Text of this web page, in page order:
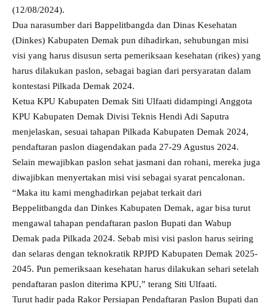
(12/08/2024).
Dua narasumber dari Bappelitbangda dan Dinas Kesehatan
(Dinkes) Kabupaten Demak pun dihadirkan, sehubungan misi
visi yang harus disusun serta pemeriksaan kesehatan (rikes) yang
harus dilakukan paslon, sebagai bagian dari persyaratan dalam
kontestasi Pilkada Demak 2024.
Ketua KPU Kabupaten Demak Siti Ulfaati didampingi Anggota
KPU Kabupaten Demak Divisi Teknis Hendi Adi Saputra
menjelaskan, sesuai tahapan Pilkada Kabupaten Demak 2024,
pendaftaran paslon diagendakan pada 27-29 Agustus 2024.
Selain mewajibkan paslon sehat jasmani dan rohani, mereka juga
diwajibkan menyertakan misi visi sebagai syarat pencalonan.
“Maka itu kami menghadirkan pejabat terkait dari
Beppelitbangda dan Dinkes Kabupaten Demak, agar bisa turut
mengawal tahapan pendaftaran paslon Bupati dan Wabup
Demak pada Pilkada 2024. Sebab misi visi paslon harus seiring
dan selaras dengan teknokratik RPJPD Kabupaten Demak 2025-
2045. Pun pemeriksaan kesehatan harus dilakukan sehari setelah
pendaftaran paslon diterima KPU,” terang Siti Ulfaati.
Turut hadir pada Rakor Persiapan Pendaftaran Paslon Bupati dan